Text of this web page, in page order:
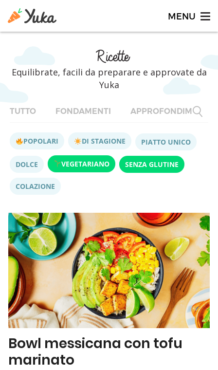
Ricette
Equilibrate, facili da preparare e approvate da
Yuka
TUTTO FONDAMENTI APPROFONDIMENTI
POPOLARI DI STAGIONE PIATTO UNICO
DOLCE VEGETARIANO SENZA GLUTINE
COLAZIONE
Bowl messicana con tofu
marinato